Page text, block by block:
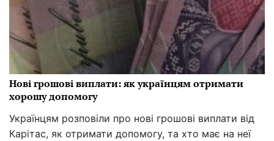
Нові грошові виплати: як українцям отримати
хорошу допомогу
Українцям розповіли про нові грошові виплати від
Карітас, як отримати допомогу, та хто має на неї